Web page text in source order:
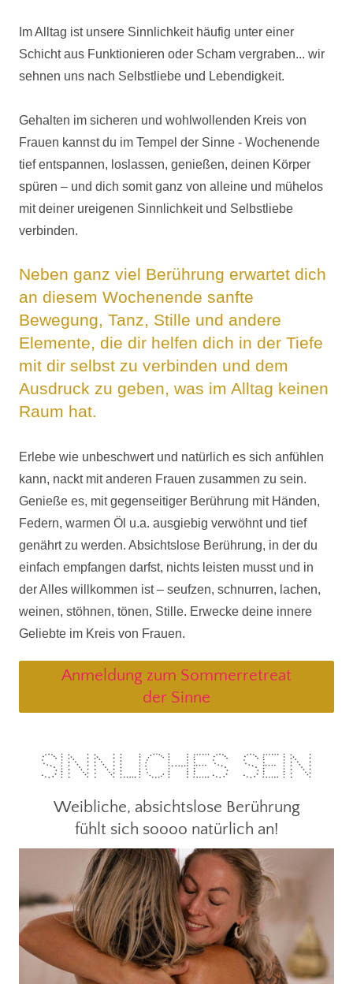
Im Alltag ist unsere Sinnlichkeit häufig unter einer
Schicht aus Funktionieren oder Scham vergraben... wir
sehnen uns nach Selbstliebe und Lebendigkeit.
Gehalten im sicheren und wohlwollenden Kreis von
Frauen kannst du im Tempel der Sinne - Wochenende
tief entspannen, loslassen, genießen, deinen Körper
spüren – und dich somit ganz von alleine und mühelos
mit deiner ureigenen Sinnlichkeit und Selbstliebe
verbinden.
Neben ganz viel Berührung erwartet dich
an diesem Wochenende sanfte
Bewegung, Tanz, Stille und andere
Elemente, die dir helfen dich in der Tiefe
mit dir selbst zu verbinden und dem
Ausdruck zu geben, was im Alltag keinen
Raum hat.
Erlebe wie unbeschwert und natürlich es sich anfühlen
kann, nackt mit anderen Frauen zusammen zu sein.
Genieße es, mit gegenseitiger Berührung mit Händen,
Federn, warmen Öl u.a. ausgiebig verwöhnt und tief
genährt zu werden. Absichtslose Berührung, in der du
einfach empfangen darfst, nichts leisten musst und in
der Alles willkommen ist – seufzen, schnurren, lachen,
weinen, stöhnen, tönen, Stille. Erwecke deine innere
Geliebte im Kreis von Frauen.
Anmeldung zum Sommerretreat
der Sinne
Sinnliches Sein
Weibliche, absichtslose Berührung
fühlt sich soooo natürlich an!